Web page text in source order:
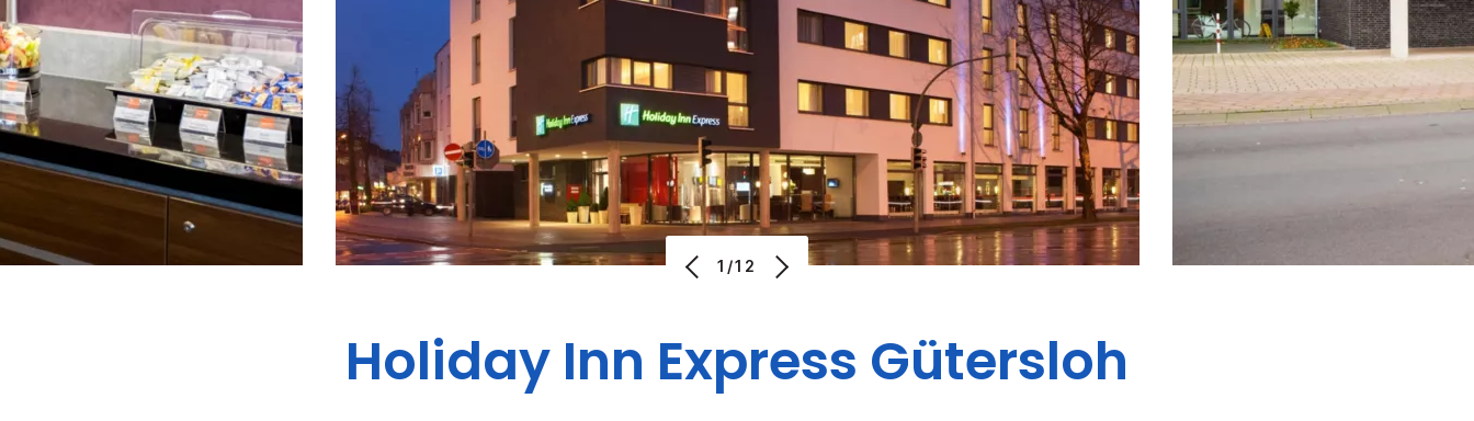
1/12
Holiday Inn Express Gütersloh